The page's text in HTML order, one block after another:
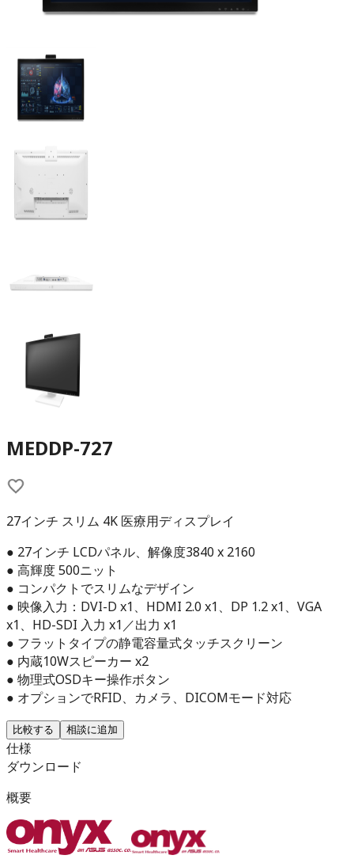
MEDDP-727
27インチ スリム 4K 医療用ディスプレイ
● 27インチ LCDパネル、解像度3840 x 2160
● 高輝度 500ニット
● コンパクトでスリムなデザイン
● 映像入力：DVI-D x1、HDMI 2.0 x1、DP 1.2 x1、VGA
x1、HD-SDI 入力 x1／出力 x1
● フラットタイプの静電容量式タッチスクリーン
● 内蔵10Wスピーカー x2
● 物理式OSDキー操作ボタン
● オプションでRFID、カメラ、DICOMモード対応
比較する 相談に追加
仕様
ダウンロード
概要